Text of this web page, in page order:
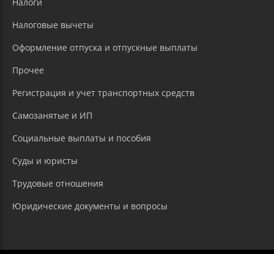
Налоговые вычеты
Оформление отпуска и отпускные выплаты
Прочее
Регистрация и учет транспортных средств
Самозанятые и ИП
Социальные выплаты и пособия
Суды и юристы
Трудовые отношения
Юридические документы и вопросы